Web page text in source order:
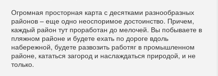
Огромная просторная карта с десятками разнообразных
районов – еще одно неоспоримое достоинство. Причем,
каждый район тут проработан до мелочей. Вы побываете в
пляжном районе и будете ехать по дороге вдоль
набережной, будете развозить работяг в промышленном
районе, кататься загород и наслаждаться природой, и не
только.